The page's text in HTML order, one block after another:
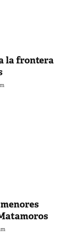
la frontera